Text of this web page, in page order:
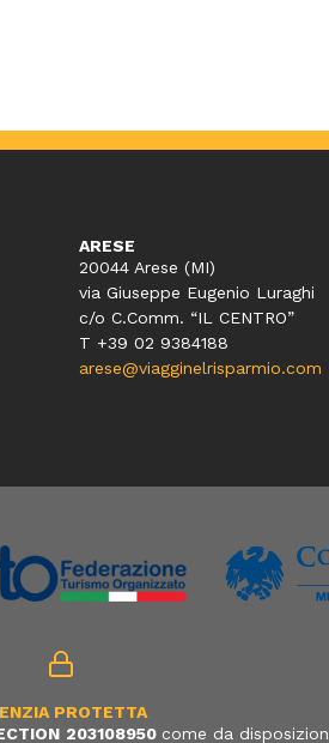
ARESE
20044 Arese (MI)
via Giuseppe Eugenio Luraghi
c/o C.Comm. “IL CENTRO”
T +39 02 9384188
arese@viagginelrisparmio.com
PROTETTA
203108950 come da